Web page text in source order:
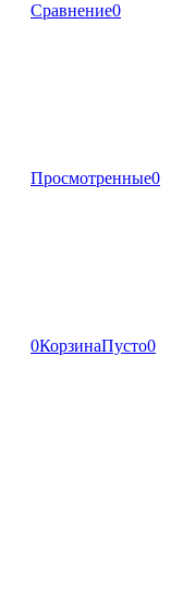
Сравнение0
Просмотренные0
0КорзинаПусто0